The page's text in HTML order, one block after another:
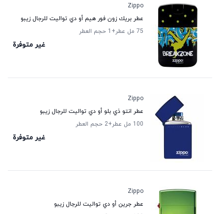
Zippo
عطر بريك زون فور هيم أو دي تواليت للرجال زيبو
75 مل عطر
+1 حجم العطر
غير متوفرة
Zippo
عطر انتو ذي بلو أو دي تواليت للرجال زيبو
100 مل عطر
+2 حجم العطر
غير متوفرة
Zippo
عطر جرين أو دي تواليت للرجال زيبو